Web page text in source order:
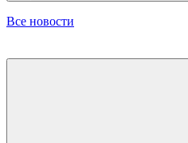
Все новости